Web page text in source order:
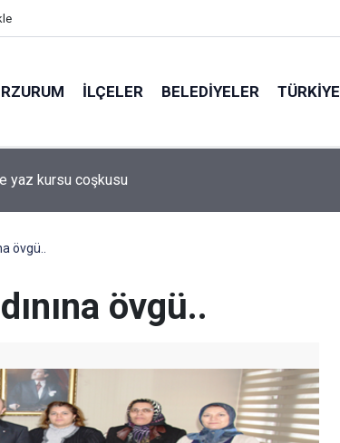
İLÇELER BELEDIYELER TÜRKIYE
aldı
övgü..
övgü..